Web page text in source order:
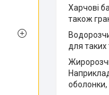
Харчові
також
для таких
оболонки,